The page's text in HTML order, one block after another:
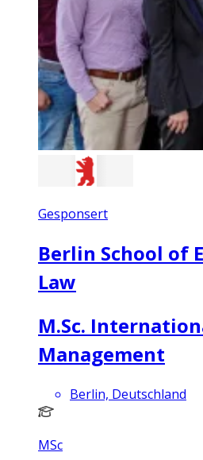
Gesponsert
Berlin School of
Law
M.Sc.
Management
Berlin, Deutschland
MSc